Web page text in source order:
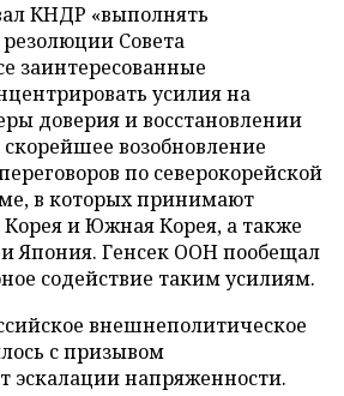
КНДР «выполнять
Совета
заинтересованные
усилия на
доверия и восстановлении
возобновление
по северокорейской
в которых принимают
Корея и Южная Корея, а также
Япония. Генсек ООН пообещал
содействие таким усилиям.
внешнеполитическое
с призывом
эскалации напряженности.